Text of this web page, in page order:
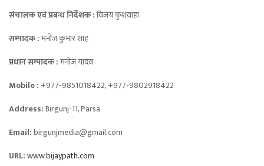
संचालक एवं प्रबन्ध निर्देशक :विजय कुशवाहा
सम्पादक :मनोज कुमार शाह
प्रधान सम्पादक :मनोज यादव
Mobile :+977-9851018422, +977-9802918422
Address:Birgunj-11, Parsa
Email:birgunjmedia@gmail.com
URL:www.bijaypath.com